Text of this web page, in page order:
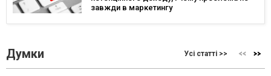
завжди в маркетингу
Думки Усі статті >>